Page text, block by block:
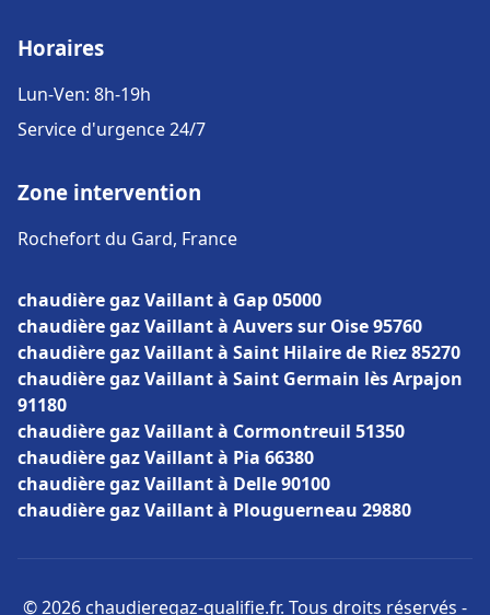
Horaires
Lun-Ven: 8h-19h
Service d'urgence 24/7
Zone intervention
Rochefort du Gard, France
chaudière gaz Vaillant à Gap 05000
chaudière gaz Vaillant à Auvers sur Oise 95760
chaudière gaz Vaillant à Saint Hilaire de Riez 85270
chaudière gaz Vaillant à Saint Germain lès Arpajon
91180
chaudière gaz Vaillant à Cormontreuil 51350
chaudière gaz Vaillant à Pia 66380
chaudière gaz Vaillant à Delle 90100
chaudière gaz Vaillant à Plouguerneau 29880
© 2026 chaudieregaz-qualifie.fr. Tous droits réservés -